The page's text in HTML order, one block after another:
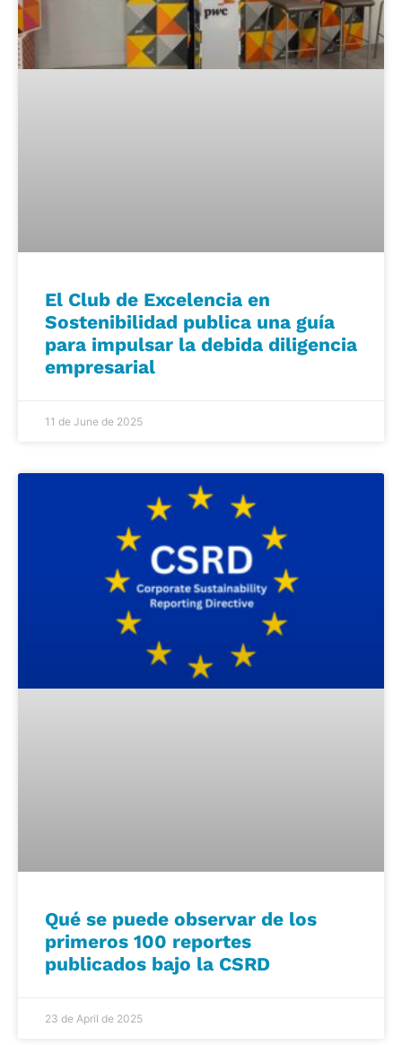
El Club de Excelencia en
Sostenibilidad publica una guía
para impulsar la debida diligencia
empresarial
11 de June de 2025
Qué se puede observar de los
primeros 100 reportes
publicados bajo la CSRD
23 de April de 2025